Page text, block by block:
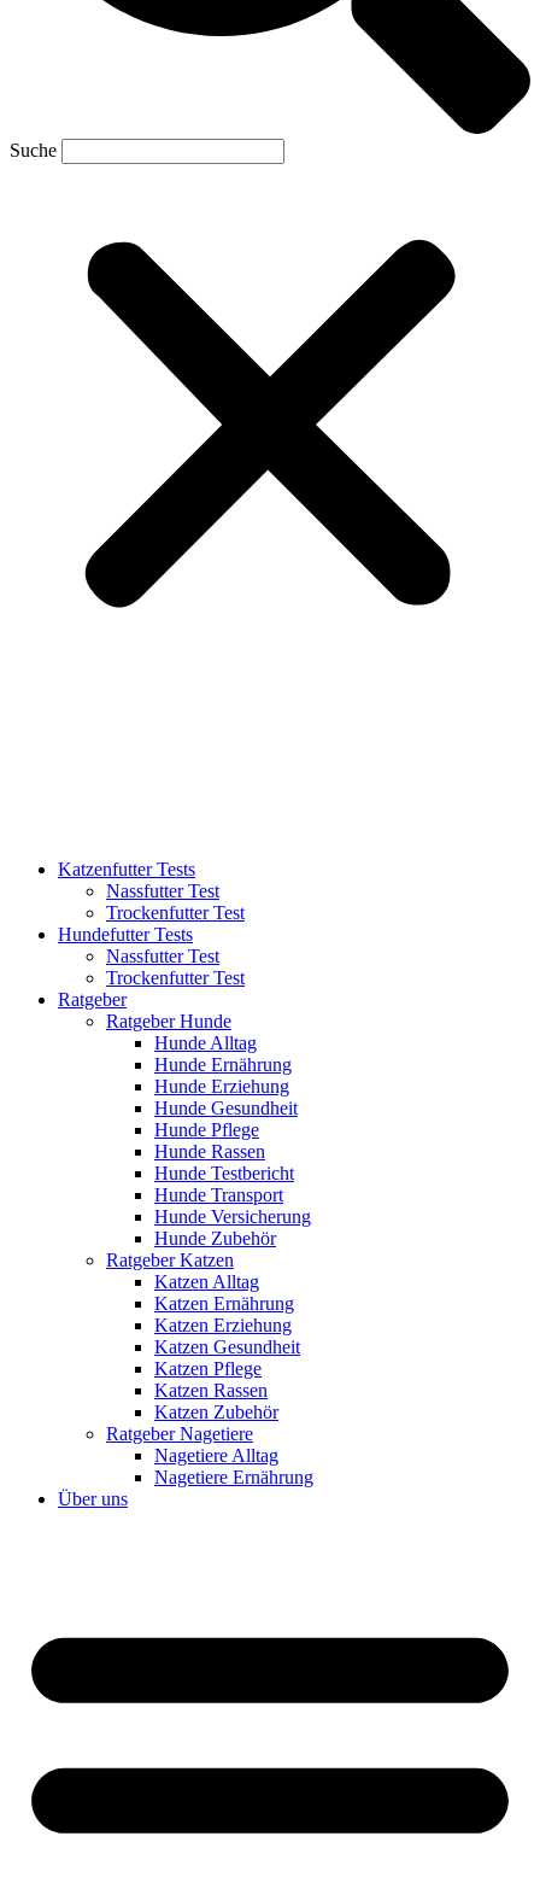
Suche
Katzenfutter Tests
Nassfutter Test
Trockenfutter Test
Hundefutter Tests
Nassfutter Test
Trockenfutter Test
Ratgeber
Ratgeber Hunde
Hunde Alltag
Hunde Ernährung
Hunde Erziehung
Hunde Gesundheit
Hunde Pflege
Hunde Rassen
Hunde Testbericht
Hunde Transport
Hunde Versicherung
Hunde Zubehör
Ratgeber Katzen
Katzen Alltag
Katzen Ernährung
Katzen Erziehung
Katzen Gesundheit
Katzen Pflege
Katzen Rassen
Katzen Zubehör
Ratgeber Nagetiere
Nagetiere Alltag
Nagetiere Ernährung
Über uns